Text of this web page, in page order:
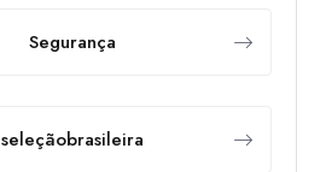
Segurança
seleçãobrasileira